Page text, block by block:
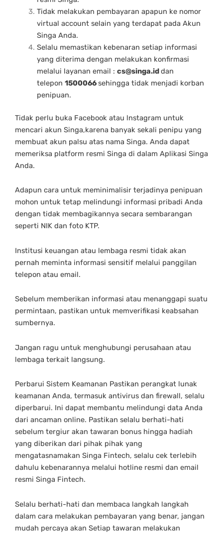
Tidak melakukan pembayaran apapun ke nomor
virtual account selain yang terdapat pada Akun
Singa Anda.
Selalu memastikan kebenaran setiap informasi
yang diterima dengan melakukan konfirmasi
melalui layanan email : cs@singa.iddan
telepon 1500066sehingga tidak menjadi korban
penipuan.
Tidak perlu buka Facebook atau lnstagram untuk
mencari akun Singa,karena banyak sekali penipu yang
membuat akun palsu atas nama Singa. Anda dapat
memeriksa platform resmi Singa di dalam Aplikasi Singa
Anda.
Adapun cara untuk meminimalisir terjadinya penipuan
mohon untuk tetap melindungi informasi pribadi Anda
dengan tidak membagikannya secara sembarangan
seperti NIK dan foto KTP.
Institusi keuangan atau lembaga resmi tidak akan
pernah meminta informasi sensitif melalui panggilan
telepon atau email.
Sebelum memberikan informasi atau menanggapi suatu
permintaan, pastikan untuk memverifikasi keabsahan
sumbernya.
Jangan ragu untuk menghubungi perusahaan atau
lembaga terkait langsung.
Perbarui Sistem Keamanan Pastikan perangkat lunak
keamanan Anda, termasuk antivirus dan firewall, selalu
diperbarui. Ini dapat membantu melindungi data Anda
dari ancaman online. Pastikan selalu berhati-hati
sebelum tergiur akan tawaran bonus hingga hadiah
yang diberikan dari pihak pihak yang
mengatasnamakan Singa Fintech, selalu cek terlebih
dahulu kebenarannya melalui hotline resmi dan email
resmi Singa Fintech.
Selalu berhati-hati dan membaca langkah langkah
dalam cara melakukan pembayaran yang benar, jangan
mudah percaya akan Setiap tawaran melakukan